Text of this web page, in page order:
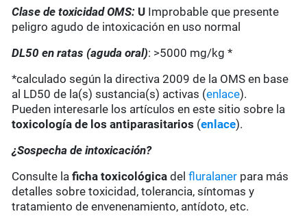
Clase de toxicidad OMS: U Improbable que presente
peligro agudo de intoxicación en uso normal
DL50 en ratas (aguda oral): >5000 mg/kg *
*calculado según la directiva 2009 de la OMS en base
al LD50 de la(s) sustancia(s) activas (enlace).
Pueden interesarle los artículos en este sitio sobre la
toxicología de los antiparasitarios (enlace).
¿Sospecha de intoxicación?
Consulte laficha toxicológica delfluralaner para más
detalles sobre toxicidad, tolerancia, síntomas y
tratamiento de envenenamiento, antídoto, etc.